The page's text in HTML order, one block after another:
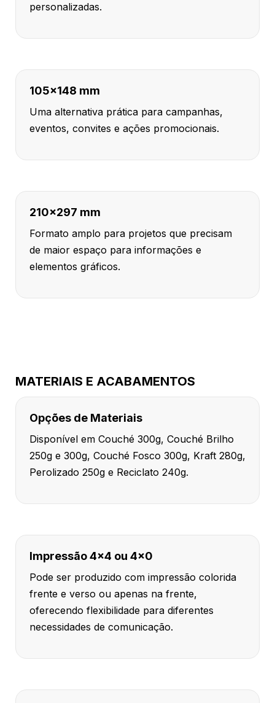
personalizadas.
105x148 mm
Uma alternativa prática para campanhas,
eventos, convites e ações promocionais.
210x297 mm
Formato amplo para projetos que precisam
de maior espaço para informações e
elementos gráficos.
MATERIAIS E ACABAMENTOS
Opções de Materiais
Disponível em Couché 300g, Couché Brilho
250g e 300g, Couché Fosco 300g, Kraft 280g,
Perolizado 250g e Reciclato 240g.
Impressão 4x4 ou 4x0
Pode ser produzido com impressão colorida
frente e verso ou apenas na frente,
oferecendo flexibilidade para diferentes
necessidades de comunicação.